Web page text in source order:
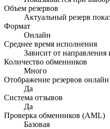
Объем резервов
Актуальный резерв
Формат
Онлайн
Среднее время исполнения
Зависит от направления
Количество обменников
Много
Отображение резервов онлайн
Да
Система отзывов
Да
Проверка обменников (AML)
Базовая